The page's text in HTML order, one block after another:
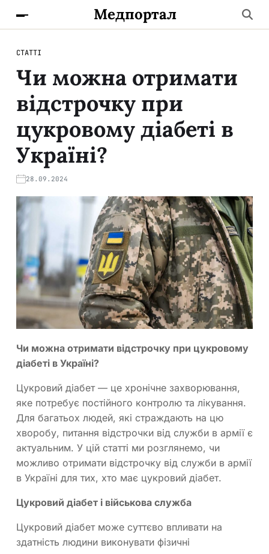
Медпортал
СТАТТІ
Чи можна отримати
відстрочку при
цукровому діабеті в
Україні?
28.09.2024
Чи можна отримати відстрочку при цукровому
діабеті в Україні?
Цукровий діабет — це хронічне захворювання,
яке потребує постійного контролю та лікування.
Для багатьох людей, які страждають на цю
хворобу, питання відстрочки від служби в армії є
актуальним. У цій статті ми розглянемо, чи
можливо отримати відстрочку від служби в армії
в Україні для тих, хто має цукровий діабет.
Цукровий діабет і військова служба
Цукровий діабет може суттєво впливати на
здатність людини виконувати фізичні